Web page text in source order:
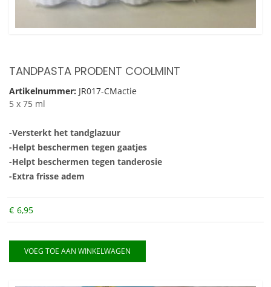
TANDPASTA PRODENT COOLMINT
Artikelnummer: JR017-CMactie
5 x 75 ml
-Versterkt het tandglazuur
-Helpt beschermen tegen gaatjes
-Helpt beschermen tegen tanderosie
-Extra frisse adem
€ 6,95
VOEG TOE AAN WINKELWAGEN